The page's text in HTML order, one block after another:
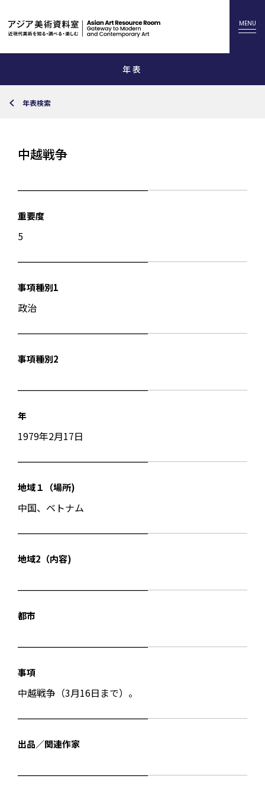
年表
年表検索
中越戦争
重要度
5
事項種別1
政治
事項種別2
年
1979年2月17日
地域１（場所)
中国、ベトナム
地域2（内容)
都市
事項
中越戦争（3月16日まで）。
出品／関連作家